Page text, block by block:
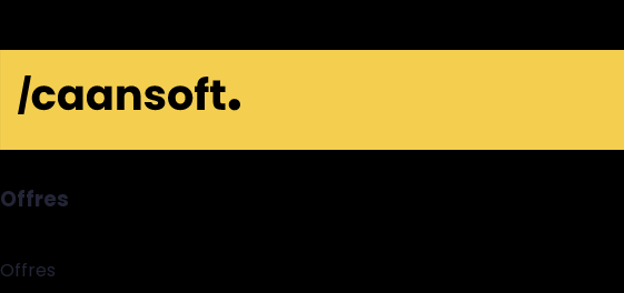
Offres
Offres